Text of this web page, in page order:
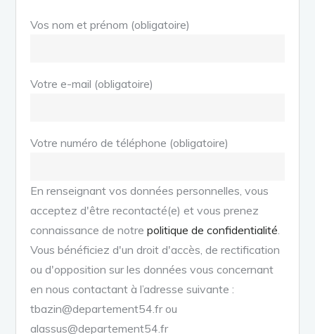
Vos nom et prénom (obligatoire)
Votre e-mail (obligatoire)
Votre numéro de téléphone (obligatoire)
En renseignant vos données personnelles, vous
acceptez d'être recontacté(e) et vous prenez
connaissance de notrepolitique de confidentialité
Vous bénéficiez d'un droit d'accès, de rectification
ou d'opposition sur les données vous concernant
en nous contactant à l’adresse suivante :
tbazin@departement54.fr ou
alassus@departement54.fr